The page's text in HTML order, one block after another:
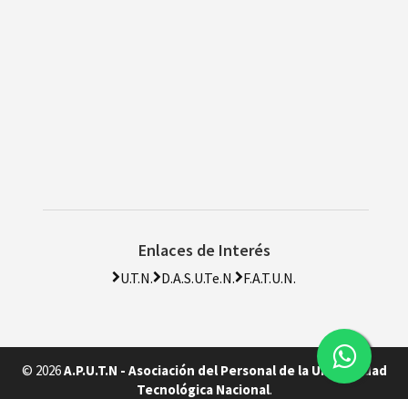
Enlaces de Interés
U.T.N. D.A.S.U.Te.N. F.A.T.U.N.
© 2026A.P.U.T.N - Asociación del Personal de la Universidad
Tecnológica Nacional.